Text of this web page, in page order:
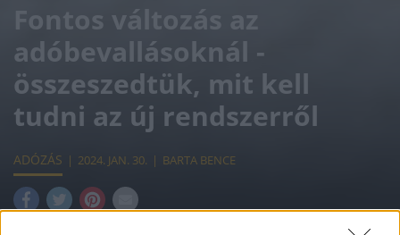
Fontos változás az
adóbevallásoknál -
összeszedtük, mit kell
tudni az új rendszerről
ADÓZÁS 2024. JAN. 30. BARTA BENCE